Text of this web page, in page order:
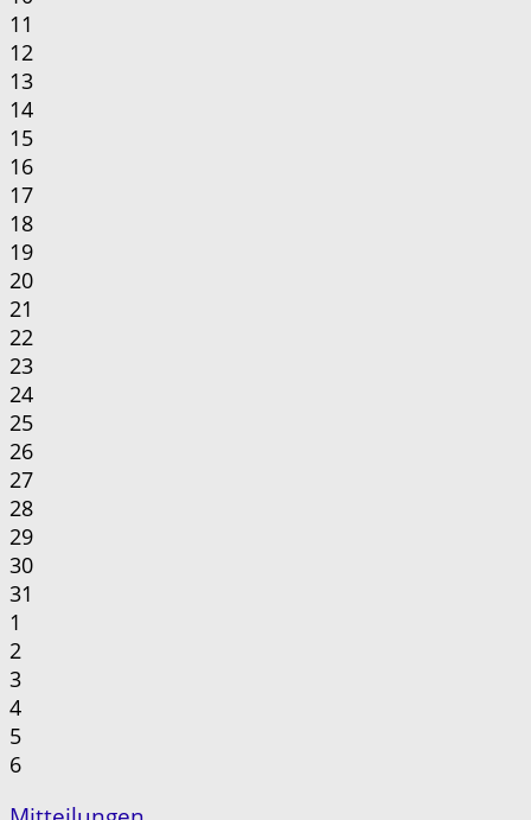
11
12
13
14
15
16
17
18
19
20
21
22
23
24
25
26
27
28
29
30
31
1
2
3
4
5
6